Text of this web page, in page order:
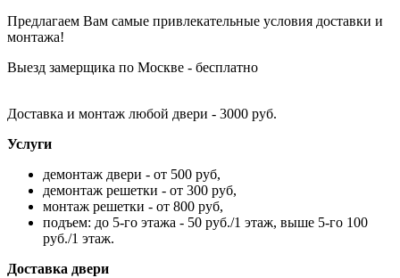
Предлагаем Вам самые привлекательные условия доставки и
монтажа!
Выезд замерщика по Москве - бесплатно
Доставка и монтаж любой двери - 3000 руб.
Услуги
демонтаж двери - от 500 руб,
демонтаж решетки - от 300 руб,
монтаж решетки - от 800 руб,
подъем: до 5-го этажа - 50 руб./1 этаж, выше 5-го 100
руб./1 этаж.
Доставка двери